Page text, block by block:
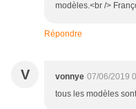
modèles.<br />
Répondre
V vonnye 07/06/2019
tous les modèles